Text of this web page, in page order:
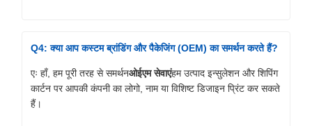
Q4: क्या आप कस्टम ब्रांडिंग और पैकेजिंग (OEM) का समर्थन करते हैं?
एः हाँ, हम पूरी तरह से समर्थनओईएम सेवाएंहम उत्पाद इन्सुलेशन और शिपिंग
कार्टन पर आपकी कंपनी का लोगो, नाम या विशिष्ट डिजाइन प्रिंट कर सकते
हैं।